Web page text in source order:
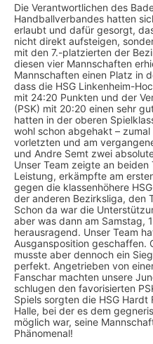
Die Verantwortlichen des
Handballverbandes hatten
erlaubt und dafür gesorgt,
nicht direkt aufsteigen,
mit den 7.-platzierten der
diesen vier Mannschaften
Mannschaften einen Platz in
dass die HSG Linkenheim-
mit 24:20 Punkten und der
(PSK) mit 20:20 einen sehr
hatten in der oberen
wohl schon abgehakt –
vorletzten und am
und Andre Semt zwei
Unser Team zeigte an
Leistung, erkämpfte am
gegen die klassenhöhere
der anderen Bezirksliga, den
Schon da war die
aber was dann am Samstag,
herausragend. Unser Team
Ausgansposition geschaffen.
musste aber dennoch ein
perfekt. Angetrieben von
Fanschar machten unsere
schlugen den favorisierten
Spiels sorgten die HSG
Halle, bei der es dem
möglich war, seine
Phänomenal!